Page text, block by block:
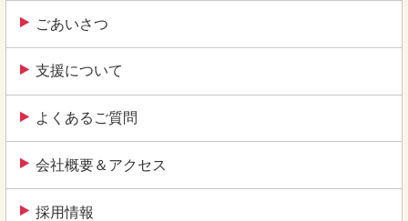
ごあいさつ
支援について
よくあるご質問
会社概要＆アクセス
採用情報